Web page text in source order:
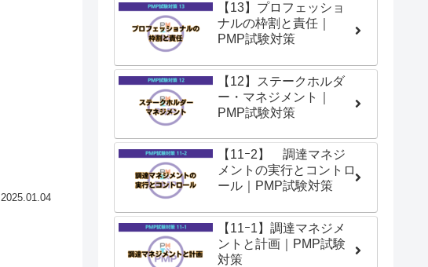
2025.01.04
【13】プロフェッショ
ナルの枠割と責任｜
PMP試験対策
【12】ステークホルダ
ー・マネジメント｜
PMP試験対策
【11ｰ2】 調達マネジ
メントの実行とコントロ
ール｜PMP試験対策
【11ｰ1】調達マネジメ
ントと計画｜PMP試験
対策